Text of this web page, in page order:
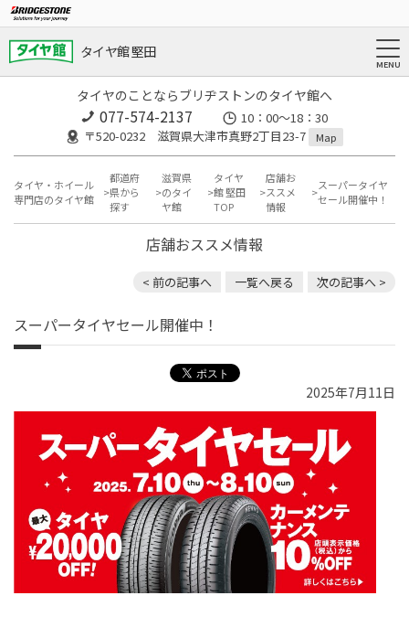
タイヤ館 堅田
タイヤのことならブリヂストンのタイヤ館へ
077-574-2137
10：00～18：30
〒520-0232 滋賀県大津市真野2丁目23-7
Map
タイヤ・ホイール
専門店のタイヤ館
都道府
県から
探す
滋賀県
のタイ
ヤ館
タイヤ
館 堅田
TOP
店舗お
ススメ
情報
スーパータイヤ
セール開催中！
店舗おススメ情報
< 前の記事へ 一覧へ戻る 次の記事へ >
スーパータイヤセール開催中！
2025年7月11日